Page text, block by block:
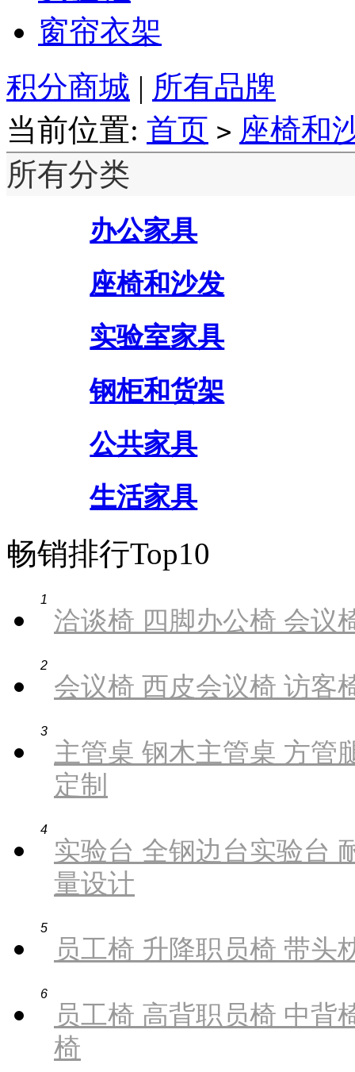
窗帘衣架
积分商城 | 所有品牌
当前位置: 首页 > 座椅和
所有分类
办公家具
座椅和沙发
实验室家具
钢柜和货架
公共家具
生活家具
畅销排行Top10
1
洽谈椅 四脚办公椅 会议
2
会议椅 西皮会议椅 访客
3
主管桌 钢木主管桌 方管
定制
4
实验台 全钢边台实验台
量设计
5
员工椅 升降职员椅 带头
6
员工椅 高背职员椅 中背
椅